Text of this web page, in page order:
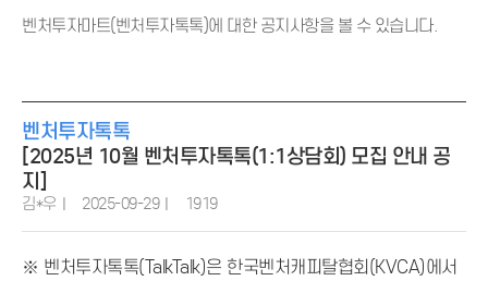
벤처투자마트(벤처투자톡톡)에 대한 공지사항을 볼 수 있습니다.
벤처투자톡톡
[2025년 10월 벤처투자톡톡(1:1상담회) 모집 안내 공
지]
김*우 2025-09-29 1919
※ 벤처투자톡톡(TalkTalk)은 한국벤처캐피탈협회(KVCA)에서